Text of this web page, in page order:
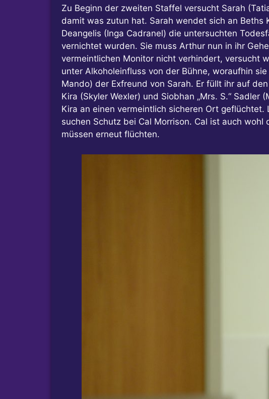
Zu Beginn der zweiten Staffel versucht Sarah
damit was zutun hat. Sarah wendet sich an Beths
Deangelis (Inga Cadranel) die untersuchten
vernichtet wurden. Sie muss Arthur nun in ihr
vermeintlichen Monitor nicht verhindert, versucht
unter Alkoholeinfluss von der Bühne, woraufhin
Mando) der Exfreund von Sarah. Er füllt ihr auf
Kira (Skyler Wexler) und Siobhan „Mrs. S.“
Kira an einen vermeintlich sicheren Ort
suchen Schutz bei Cal Morrison. Cal ist auch
müssen erneut flüchten.